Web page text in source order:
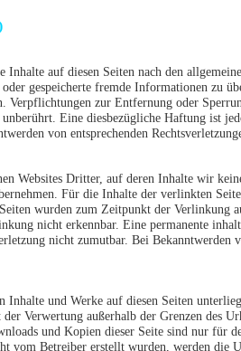
auf diesen Seiten nach den
gespeicherte fremde Informationen zu
Verpflichtungen zur Entfernung oder
Eine diesbezügliche Haftung ist
von entsprechenden
Websites Dritter, auf deren Inhalte wir
Für die Inhalte der verlinkten
wurden zum Zeitpunkt der Verlinkung
nicht erkennbar. Eine permanente
nicht zumutbar. Bei
Inhalte und Werke auf diesen Seiten
Verwertung außerhalb der Grenzen des
und Kopien dieser Seite sind nur für
vom Betreiber erstellt wurden, werden die